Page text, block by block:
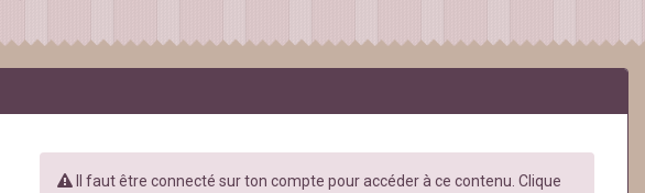
Il faut être connecté sur ton compte pour accéder à ce contenu. Clique